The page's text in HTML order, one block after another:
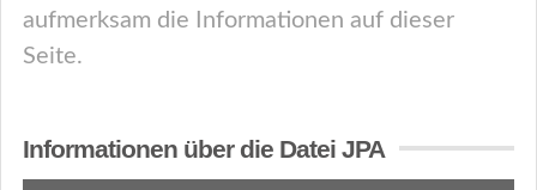
aufmerksam die Informationen auf dieser
Seite.
Informationen über die Datei JPA